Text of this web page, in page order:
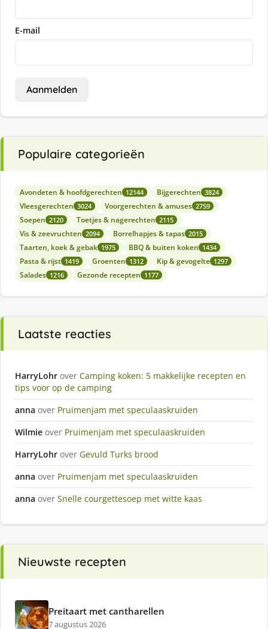
E-mail
Aanmelden
Populaire categorieën
Avondeten & hoofdgerechten 12144 Bijgerechten 3824
Vleesgerechten 3024 Voorgerechten & amuses 2759
Soepen 2120 Toetjes & nagerechten 2115
Vis & zeevruchten 2094 Borrelhapjes & tapas 2015
Taarten, koek & gebak 1975 BBQ & buiten koken 1434
Pasta & rijst 1419 Groenten 1312 Kip & gevogelte 1297
Salades 1216 Gezonde recepten 1177
Laatste reacties
HarryLohr over Camping koken: 5 makkelijke recepten en
tips voor op de camping
anna over Pruimenjam met speculaaskruiden
Wilmie over Pruimenjam met speculaaskruiden
HarryLohr over Gevuld Turks brood
anna over Pruimenjam met speculaaskruiden
anna over Snelle courgettesoep met witte kaas
Nieuwste recepten
Preitaart met cantharellen
7 augustus 2026